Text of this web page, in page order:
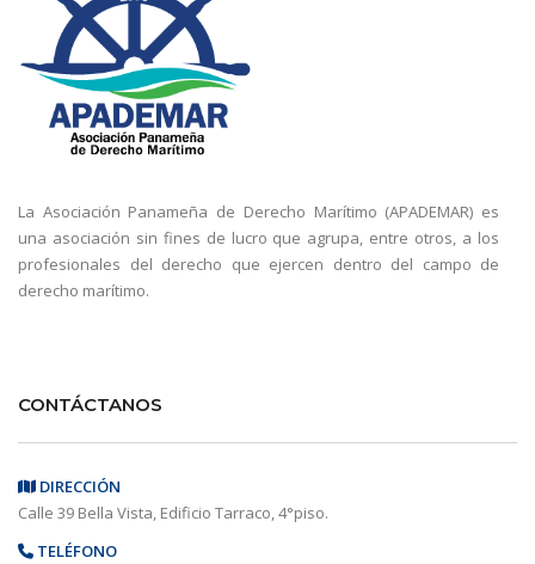
La Asociación Panameña de Derecho Marítimo (APADEMAR) es
una asociación sin fines de lucro que agrupa, entre otros, a los
profesionales del derecho que ejercen dentro del campo de
derecho marítimo.
CONTÁCTANOS
DIRECCIÓN
Calle 39 Bella Vista, Edificio Tarraco, 4°piso.
TELÉFONO